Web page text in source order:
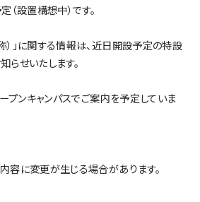
（設置構想中）です。
」に関する情報は、近日開設予定の特設
らせいたします。
プンキャンパスでご案内を予定していま
容に変更が生じる場合があります。